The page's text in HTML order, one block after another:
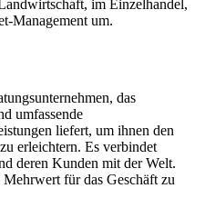
im Einzelhandel,
Management um.
das
umfassende
liefert, um ihnen den
erleichtern. Es verbindet
deren Kunden mit der Welt.
für das Geschäft zu